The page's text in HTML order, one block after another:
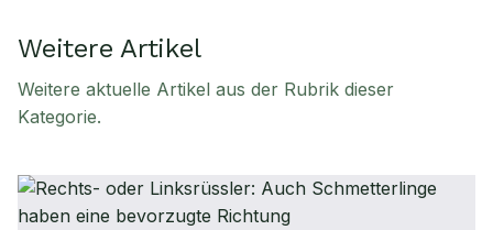
Weitere Artikel
Weitere aktuelle Artikel aus der Rubrik dieser
Kategorie.